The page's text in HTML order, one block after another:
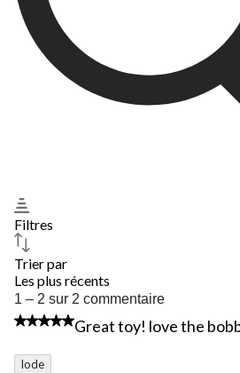
Filtres
Trier par
Les plus récents
1
à
2
2
1 – 2 sur 2 commentaire
5 étoile(s) sur 5.
Great toy! love the
lode